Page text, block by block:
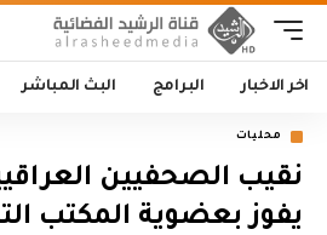
اخر الاخبار البرامج البث المباشر
محليات
نقيب الصحفيين
يفوز بعضوية المكتب